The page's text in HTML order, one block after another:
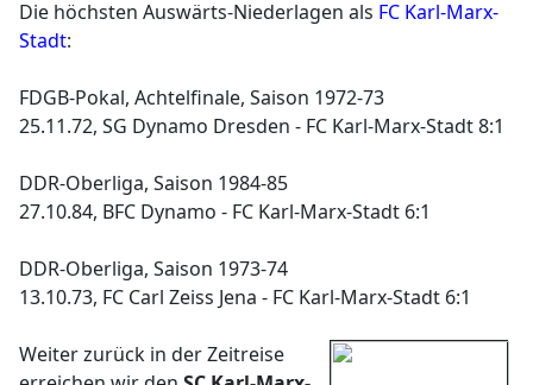
Die höchsten Auswärts-Niederlagen als FC Karl-Marx-
Stadt:
FDGB-Pokal, Achtelfinale, Saison 1972-73
25.11.72, SG Dynamo Dresden - FC Karl-Marx-Stadt 8:1
DDR-Oberliga, Saison 1984-85
27.10.84, BFC Dynamo - FC Karl-Marx-Stadt 6:1
DDR-Oberliga, Saison 1973-74
13.10.73, FC Carl Zeiss Jena - FC Karl-Marx-Stadt 6:1
Weiter zurück in der Zeitreise